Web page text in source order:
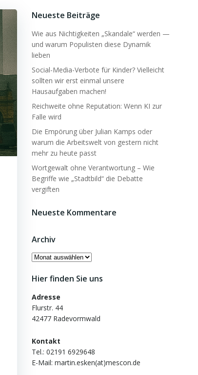
Neueste Beiträge
Wie aus Nichtigkeiten „Skandale“ werden —
und warum Populisten diese Dynamik
lieben
Social-Media-Verbote für Kinder? Vielleicht
sollten wir erst einmal unsere
Hausaufgaben machen!
Reichweite ohne Reputation: Wenn KI zur
Falle wird
Die Empörung über Julian Kamps oder
warum die Arbeitswelt von gestern nicht
mehr zu heute passt
Wortgewalt ohne Verantwortung – Wie
Begriffe wie „Stadtbild“ die Debatte
vergiften
Neueste Kommentare
Archiv
Archiv
Hier finden Sie uns
Adresse
Flurstr. 44
42477 Radevormwald
Kontakt
Tel.: 02191 6929648
E-Mail: martin.esken(at)mescon.de